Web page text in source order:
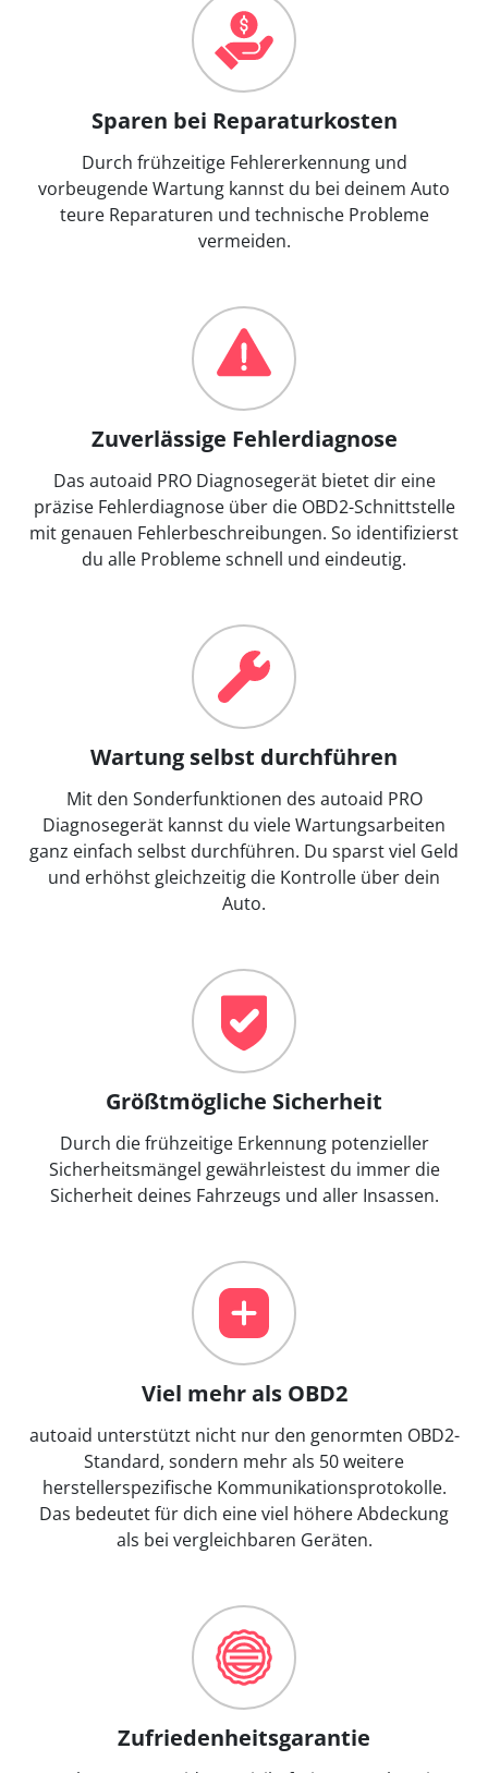
Sparen bei Reparaturkosten
Durch frühzeitige Fehlererkennung und
vorbeugende Wartung kannst du bei deinem Auto
teure Reparaturen und technische Probleme
vermeiden.
Zuverlässige Fehlerdiagnose
Das autoaid PRO Diagnosegerät bietet dir eine
präzise Fehlerdiagnose über die OBD2-Schnittstelle
mit genauen Fehlerbeschreibungen. So identifizierst
du alle Probleme schnell und eindeutig.
Wartung selbst durchführen
Mit den Sonderfunktionen des autoaid PRO
Diagnosegerät kannst du viele Wartungsarbeiten
ganz einfach selbst durchführen. Du sparst viel Geld
und erhöhst gleichzeitig die Kontrolle über dein
Auto.
Größtmögliche Sicherheit
Durch die frühzeitige Erkennung potenzieller
Sicherheitsmängel gewährleistest du immer die
Sicherheit deines Fahrzeugs und aller Insassen.
Viel mehr als OBD2
autoaid unterstützt nicht nur den genormten OBD2-
Standard, sondern mehr als 50 weitere
herstellerspezifische Kommunikationsprotokolle.
Das bedeutet für dich eine viel höhere Abdeckung
als bei vergleichbaren Geräten.
Zufriedenheitsgarantie